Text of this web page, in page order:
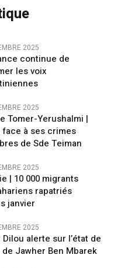
2025
continue de
les voix
2025
Tomer-Yerushalmi |
face à ses crimes
de Sde Teiman
2025
| 10 000 migrants
rapatriés
janvier
2025
Dilou alerte sur l’état de
de Jawher Ben Mbarek